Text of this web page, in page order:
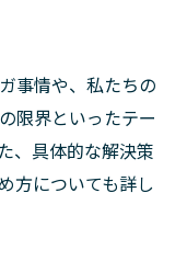
事情や、私たちの
限界といったテー
、具体的な解決策
方についても詳し